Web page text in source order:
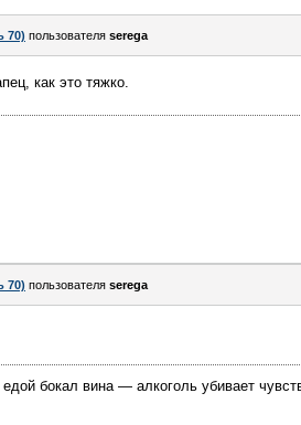
70) пользователя serega
как это тяжко.
70) пользователя serega
бокал вина — алкоголь убивает